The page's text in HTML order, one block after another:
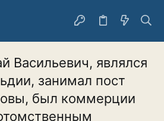
Васильевич, являлся
занимал пост
был коммерции